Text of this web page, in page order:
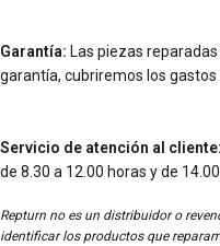
Garantía: Las piezas
garantía, cubriremos los
Servicio de atención al cliente:
de 8.30 a 12.00 horas y de
Repturn no es un distribuidor o
identificar los productos que